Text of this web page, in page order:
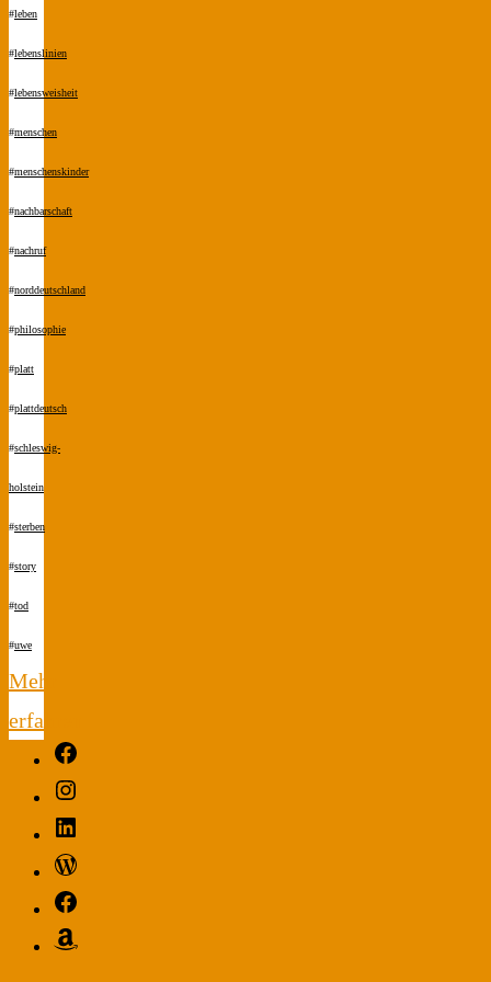
#leben
#lebenslinien
#lebensweisheit
#menschen
#menschenskinder
#nachbarschaft
#nachruf
#norddeutschland
#philosophie
#platt
#plattdeutsch
#schleswig-
holstein
#sterben
#story
#tod
#uwe
Mehr
erfahren
"Nüschtjanüscht."